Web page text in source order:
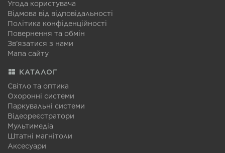
Угода користувача
Відмова від відповідальності
Політика конфіденційності
Повернення та обмін
Зв'язатися з нами
Мапа сайту
КАТАЛОГ
Світло та оптика
Охоронні системи
Паркувальні системи
Відеореєстратори
Мультимедіа
Штатні магнітоли
Аксесуари